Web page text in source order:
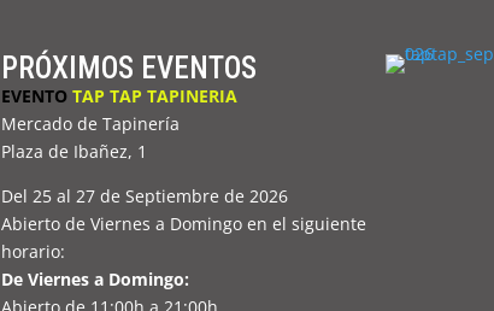
PRÓXIMOS EVENTOS
EVENTO TAP TAP TAPINERIA
Mercado de Tapinería
Plaza de Ibañez, 1
Del 25 al 27 de Septiembre de 2026
Abierto de Viernes a Domingo en el siguiente
horario:
De Viernes a Domingo: